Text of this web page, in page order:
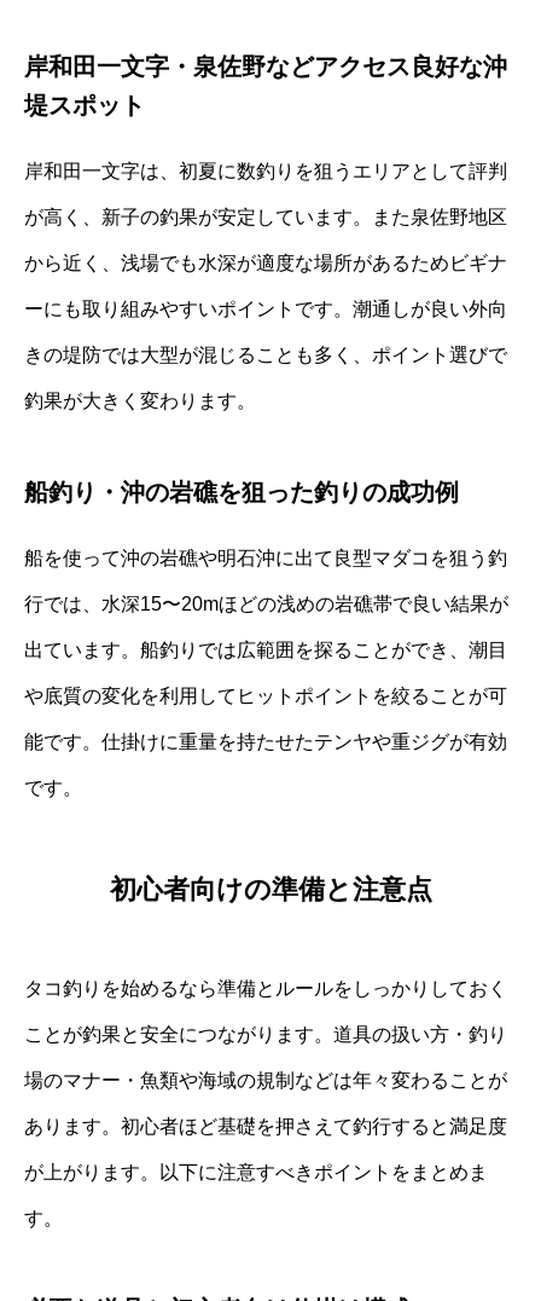
岸和田一文字・泉佐野などアクセス良好な沖
堤スポット
岸和田一文字は、初夏に数釣りを狙うエリアとして評判
が高く、新子の釣果が安定しています。また泉佐野地区
から近く、浅場でも水深が適度な場所があるためビギナ
ーにも取り組みやすいポイントです。潮通しが良い外向
きの堤防では大型が混じることも多く、ポイント選びで
釣果が大きく変わります。
船釣り・沖の岩礁を狙った釣りの成功例
船を使って沖の岩礁や明石沖に出て良型マダコを狙う釣
行では、水深15〜20mほどの浅めの岩礁帯で良い結果が
出ています。船釣りでは広範囲を探ることができ、潮目
や底質の変化を利用してヒットポイントを絞ることが可
能です。仕掛けに重量を持たせたテンヤや重ジグが有効
です。
初心者向けの準備と注意点
タコ釣りを始めるなら準備とルールをしっかりしておく
ことが釣果と安全につながります。道具の扱い方・釣り
場のマナー・魚類や海域の規制などは年々変わることが
あります。初心者ほど基礎を押さえて釣行すると満足度
が上がります。以下に注意すべきポイントをまとめま
す。